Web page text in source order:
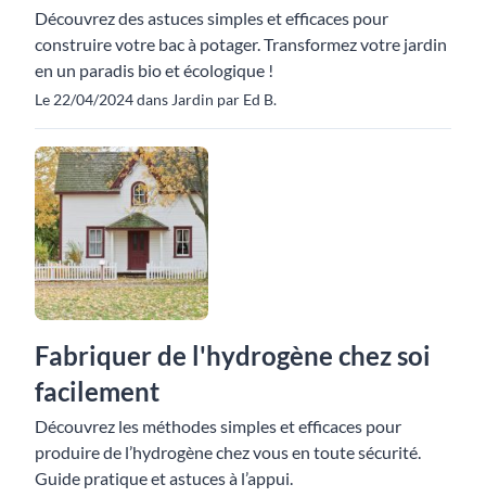
Découvrez des astuces simples et efficaces pour
construire votre bac à potager. Transformez votre jardin
en un paradis bio et écologique !
Le 22/04/2024 dans Jardin par Ed B.
Fabriquer de l'hydrogène chez soi
facilement
Découvrez les méthodes simples et efficaces pour
produire de l’hydrogène chez vous en toute sécurité.
Guide pratique et astuces à l’appui.